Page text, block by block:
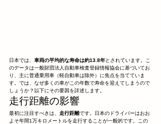
日本では、 車両の平均的な寿命は約13.8年とされています。こ
のデータは一般財団法人自動車検査登録情報協会に基づいてお
り、主に普通乗用車（軽自動車は除外）に焦点を当てていま
す。では、なぜ多くの車がこの年数で寿命を迎えてしまうので
しょうか？以下にその要因を詳述します。
走行距離の影響
最初に注目すべきは、 走行距離です。日本のドライバーはおお
よそ年間1万キロメートルを走行することが一般的です。この